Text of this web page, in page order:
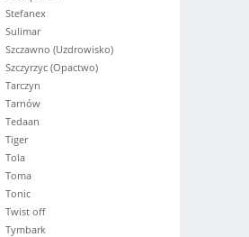
Stefanex
Sulimar
Szczawno (Uzdrowisko)
Szczyrzyc (Opactwo)
Tarczyn
Tarnów
Tedaan
Tiger
Tola
Toma
Tonic
Twist off
Tymbark